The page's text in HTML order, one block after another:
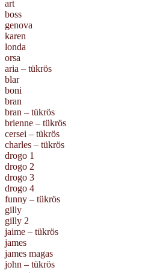
art
boss
genova
karen
londa
orsa
aria – tükrös
blar
boni
bran
bran – tükrös
brienne – tükrös
cersei – tükrös
charles – tükrös
drogo 1
drogo 2
drogo 3
drogo 4
funny – tükrös
gilly
gilly 2
jaime – tükrös
james
james magas
john – tükrös